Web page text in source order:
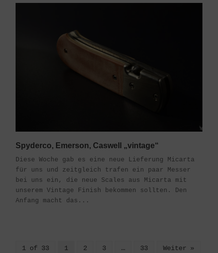
Spyderco, Emerson, Caswell „vintage“
Diese Woche gab es eine neue Lieferung Micarta
für uns und zeitgleich trafen ein paar Messer
bei uns ein, die neue Scales aus Micarta mit
unserem Vintage Finish bekommen sollten. Den
Anfang macht das...
1 of 33 1 2 3 … 33 Weiter »